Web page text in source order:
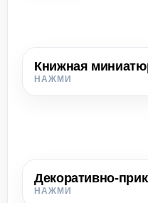
Книжная
Небольшое изображение в
Декоративно-
Изготовление